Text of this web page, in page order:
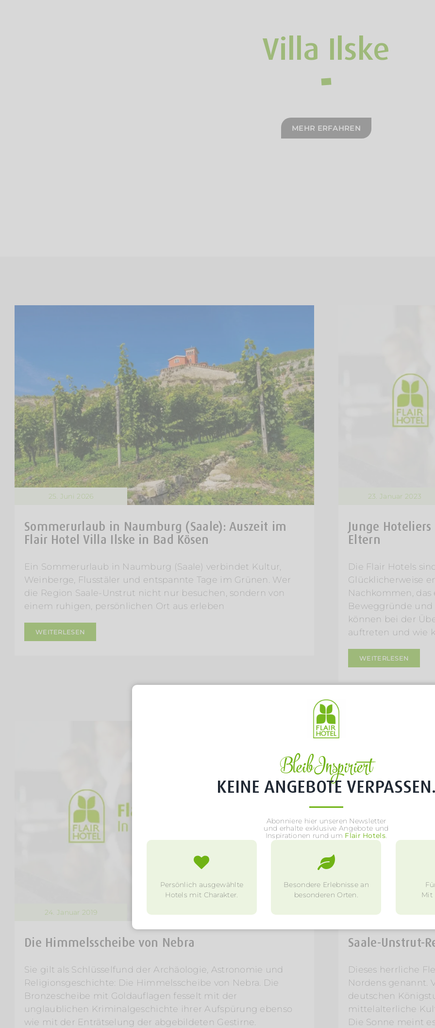
Villa Ilske
MEHR ERFAHREN
25. Juni 2026
Sommerurlaub in Naumburg (Saale): Auszeit im
Flair Hotel Villa Ilske in Bad Kösen
Ein Sommerurlaub in Naumburg (Saale) verbindet Kultur,
Weinberge, Flusstäler und entspannte Tage im Grünen. Wer
die Region Saale-Unstrut nicht nur besuchen, sondern von
einem ruhigen, persönlichen Ort aus erleben
WEITERLESEN
23. Januar 2023
Junge
Eltern
Die Flair Hotels
Glücklicherweise
Nachkommen,
Beweggründe
können bei der
auftreten und wie
WEITERLESEN
24. Januar 2019
Die Himmelsscheibe von Nebra
Sie gilt als Schlüsselfund der Archäologie, Astronomie und
Religionsgeschichte: Die Himmelsscheibe von Nebra. Die
Bronzescheibe mit Goldauflagen fesselt mit der
unglaublichen Kriminalgeschichte ihrer Aufspürung ebenso
wie mit der Enträtselung der abgebildeten Gestirne.
10. Dezember 2017
Saale-Unstrut-
Dieses herrliche
Nordens genannt.
deutschen
mittelalterliche
Die Sonne meint
Bleib Inspiriert
KEINE ANGEBOTE
Abonniere hier unseren Newsletter
und erhalte exklusive Angebote und
Inspirationen rund um Flair Hotels.
Persönlich ausgewählte
Hotels mit Charakter.
Besondere Erlebnisse an
besonderen Orten.
Mit